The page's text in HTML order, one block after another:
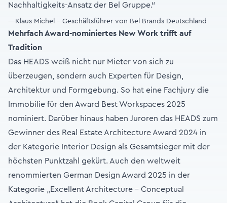
Nachhaltigkeits-Ansatz der Bel Gruppe.“
—Klaus Michel - Geschäftsführer von Bel Brands Deutschland
Mehrfach Award-nominiertes New Work trifft auf
Tradition
Das HEADS weiß nicht nur Mieter von sich zu
überzeugen, sondern auch Experten für Design,
Architektur und Formgebung. So hat eine Fachjury die
Immobilie für den Award Best Workspaces 2025
nominiert. Darüber hinaus haben Juroren das HEADS zum
Gewinner des Real Estate Architecture Award 2024 in
der Kategorie Interior Design als Gesamtsieger mit der
höchsten Punktzahl gekürt. Auch den weltweit
renommierten German Design Award 2025 in der
Kategorie „Excellent Architecture – Conceptual